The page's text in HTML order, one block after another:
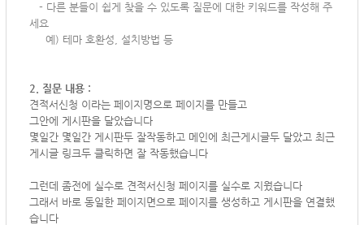
- 다른 분들이 쉽게 찾을 수 있도록 질문에 대한 키워드를 작성해 주
세요
예) 테마 호환성, 설치방법 등
2. 질문 내용 :
견적서신청 이라는 페이지명으로 페이지를 만들고
그안에 게시판을 달았습니다
몇일간 몇일간 게시판두 잘작동하고 메인에 최근게시글두 달았고 최근
게시글 링크두 클릭하면 잘 작동했습니다
그런데 좀전에 실수로 견적서신청 페이지를 실수로 지웠습니다
그래서 바로 동일한 페이지면으로 페이지를 생성하고 게시판을 연결했
습니다